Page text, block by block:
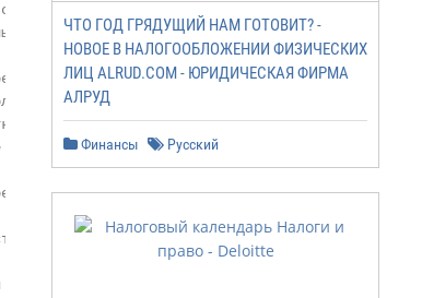
нарушением срока на 3
периодом просрочки
финансовом
лица от
при определении
периоды (финансовые
контролирующее лицо от
в иностранной
уведомления о КИК;
ЧТО ГОД ГРЯДУЩИЙ НАМ ГОТОВИТ? -
НОВОЕ В НАЛОГООБЛОЖЕНИИ ФИЗИЧЕСКИХ
ЛИЦ ALRUD.COM - ЮРИДИЧЕСКАЯ ФИРМА
АЛРУД
Финансы Русский